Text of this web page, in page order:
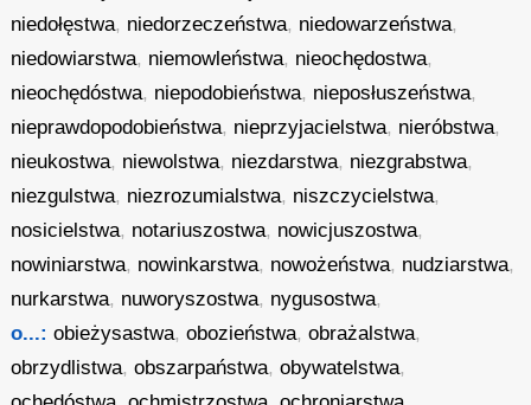
niedołęstwa, niedorzeczeństwa, niedowarzeństwa,
niedowiarstwa, niemowleństwa, nieochędostwa,
nieochędóstwa, niepodobieństwa, nieposłuszeństwa,
nieprawdopodobieństwa, nieprzyjacielstwa, nieróbstwa,
nieukostwa, niewolstwa, niezdarstwa, niezgrabstwa,
niezgulstwa, niezrozumialstwa, niszczycielstwa,
nosicielstwa, notariuszostwa, nowicjuszostwa,
nowiniarstwa, nowinkarstwa, nowożeństwa, nudziarstwa,
nurkarstwa, nuworyszostwa, nygusostwa,
o...: obieżysastwa,obozieństwa,obrażalstwa,
obrzydlistwa,obszarpaństwa,obywatelstwa,